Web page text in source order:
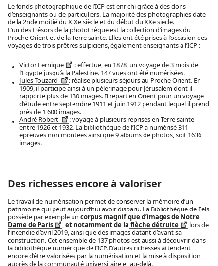
Le fonds photographique de l’ICP est enrichi grâce à des dons
d’enseignants ou de particuliers. La majorité des photographies date
de la 2nde moitié du XIXe siècle et du début du XXe siècle.
L’un des trésors de la photothèque est la collection d’images du
Proche Orient et de la Terre sainte. Elles ont été prises à l’occasion des
voyages de trois prêtres sulpiciens, également enseignants à l’ICP :
Victor Fernique
: effectue, en 1878, un voyage de 3 mois de
l’Egypte jusqu’à la Palestine. 147 vues ont été numérisées.
Jules Touzard
: réalise plusieurs séjours au Proche Orient. En
1909, il participe ainsi à un pèlerinage pour Jérusalem dont il
rapporte plus de 130 images. Il repart en Orient pour un voyage
d’étude entre septembre 1911 et juin 1912 pendant lequel il prend
près de 1 600 images.
André Robert
: voyage à plusieurs reprises en Terre sainte
entre 1926 et 1932. La bibliothèque de l’ICP a numérisé 311
épreuves non montées ainsi que 9 albums de photos, soit 1636
images.
Des richesses encore à valoriser
Le travail de numérisation permet de conserver la mémoire d’un
patrimoine qui peut aujourd’hui avoir disparu. La Bibliothèque de Fels
possède par exemple un corpus magnifique d’images de Notre
Dame de Paris
,et notamment de la flèche détruite
lors de
l’incendie d’avril 2019, ainsi que des images datant d’avant sa
construction. Cet ensemble de 137 photos est aussi à découvrir dans
la bibliothèque numérique de l’ICP. D’autres richesses attendent
encore d’être valorisées par la numérisation et la mise à disposition
auprès de la communauté universitaire et au-delà.